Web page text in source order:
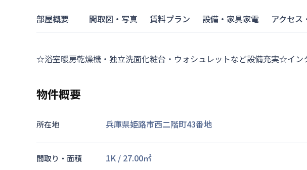
部屋概要 間取図・写真 賃料プラン 設備・家具家電 アクセス
☆浴室暖房乾燥機・独立洗面化粧台・ウォシュレットなど設備充実☆イ
物件概要
所在地 兵庫県姫路市西二階町43番地
間取り・面積 1K / 27.00㎡